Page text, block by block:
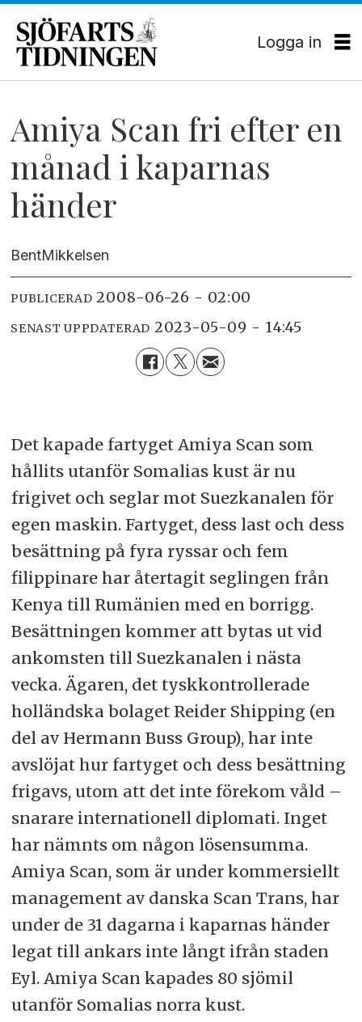
Logga in
Amiya Scan fri efter en
månad i kaparnas
händer
BentMikkelsen
PUBLICERAD 2008-06-26 - 02:00
SENAST UPPDATERAD 2023-05-09 - 14:45
Det kapade fartyget Amiya Scan som
hållits utanför Somalias kust är nu
frigivet och seglar mot Suezkanalen för
egen maskin. Fartyget, dess last och dess
besättning på fyra ryssar och fem
filippinare har återtagit seglingen från
Kenya till Rumänien med en borrigg.
Besättningen kommer att bytas ut vid
ankomsten till Suezkanalen i nästa
vecka. Ägaren, det tyskkontrollerade
holländska bolaget Reider Shipping (en
del av Hermann Buss Group), har inte
avslöjat hur fartyget och dess besättning
frigavs, utom att det inte förekom våld –
snarare internationell diplomati. Inget
har nämnts om någon lösensumma.
Amiya Scan, som är under kommersiellt
management av danska Scan Trans, har
under de 31 dagarna i kaparnas händer
legat till ankars inte långt ifrån staden
Eyl. Amiya Scan kapades 80 sjömil
utanför Somalias norra kust.